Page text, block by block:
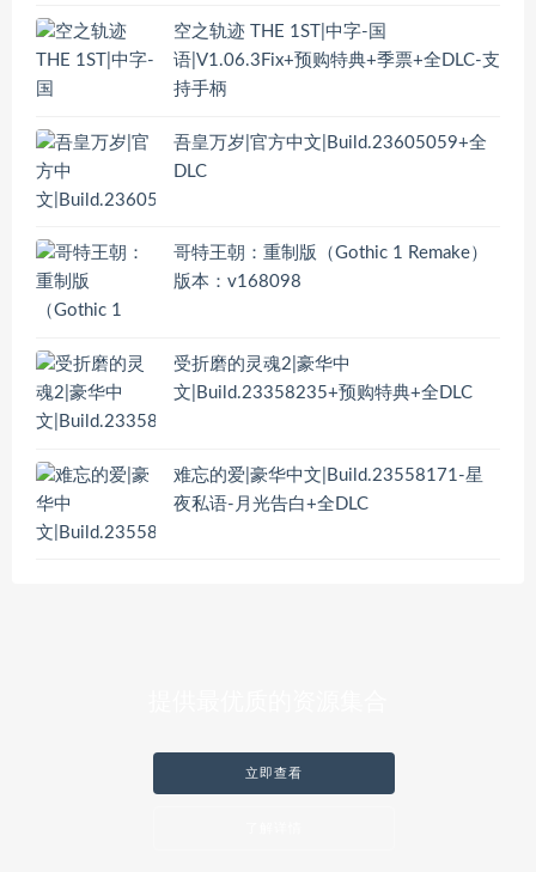
空之轨迹 THE 1ST|中字-国
语|V1.06.3Fix+预购特典+季票+全DLC-支
持手柄
吾皇万岁|官方中文|Build.23605059+全
DLC
哥特王朝：重制版（Gothic 1 Remake）
版本：v168098
受折磨的灵魂2|豪华中
文|Build.23358235+预购特典+全DLC
难忘的爱|豪华中文|Build.23558171-星
夜私语-月光告白+全DLC
立即查看